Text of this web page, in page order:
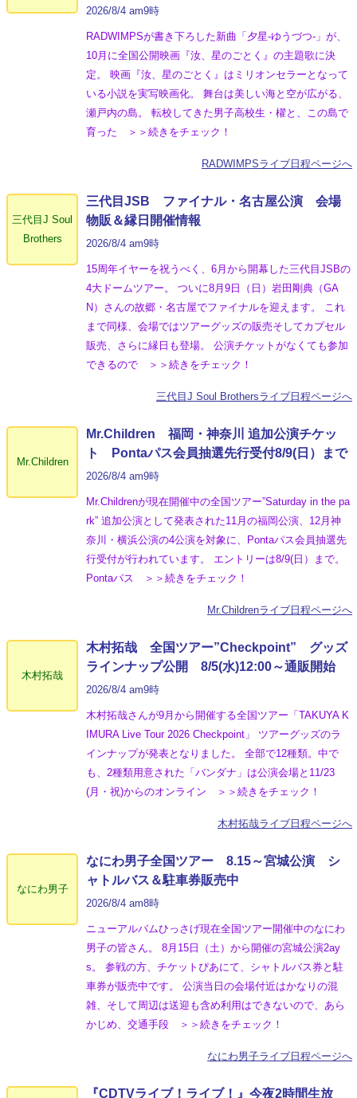
2026/8/4 am9時
RADWIMPSが書き下ろした新曲「夕星-ゆうづつ-」が、
10月に全国公開映画『汝、星のごとく』の主題歌に決
定。 映画『汝、星のごとく』はミリオンセラーとなって
いる小説を実写映画化。 舞台は美しい海と空が広がる、
瀬戸内の島。 転校してきた男子高校生・櫂と、この島で
育った ＞＞続きをチェック！
RADWIMPSライブ日程ページへ
三代目J Soul
Brothers
三代目JSB ファイナル・名古屋公演 会場
物販＆縁日開催情報
2026/8/4 am9時
15周年イヤーを祝うべく、6月から開幕した三代目JSBの
4大ドームツアー。 ついに8月9日（日）岩田剛典（GA
N）さんの故郷・名古屋でファイナルを迎えます。 これ
まで同様、会場ではツアーグッズの販売そしてカプセル
販売、さらに縁日も登場。 公演チケットがなくても参加
できるので ＞＞続きをチェック！
三代目J Soul Brothersライブ日程ページへ
Mr.Children
Mr.Children 福岡・神奈川 追加公演チケッ
ト Pontaパス会員抽選先行受付8/9(日）まで
2026/8/4 am9時
Mr.Childrenが現在開催中の全国ツアー”Saturday in the pa
rk” 追加公演として発表された11月の福岡公演、12月神
奈川・横浜公演の4公演を対象に、Pontaパス会員抽選先
行受付が行われています。 エントリーは8/9(日）まで。
Pontaパス ＞＞続きをチェック！
Mr.Childrenライブ日程ページへ
木村拓哉
木村拓哉 全国ツアー”Checkpoint” グッズ
ラインナップ公開 8/5(水)12:00～通販開始
2026/8/4 am9時
木村拓哉さんが9月から開催する全国ツアー「TAKUYA K
IMURA Live Tour 2026 Checkpoint」 ツアーグッズのラ
インナップが発表となりました。 全部で12種類。中で
も、2種類用意された「バンダナ」は公演会場と11/23
(月・祝)からのオンライン ＞＞続きをチェック！
木村拓哉ライブ日程ページへ
なにわ男子
なにわ男子全国ツアー 8.15～宮城公演 シ
ャトルバス＆駐車券販売中
2026/8/4 am8時
ニューアルバムひっさげ現在全国ツアー開催中のなにわ
男子の皆さん。 8月15日（土）から開催の宮城公演2ay
s。 参戦の方、チケットぴあにて、シャトルバス券と駐
車券が販売中です。 公演当日の会場付近はかなりの混
雑、そして周辺は送迎も含め利用はできないので、あら
かじめ、交通手段 ＞＞続きをチェック！
なにわ男子ライブ日程ページへ
『CDTVライブ！ライブ！』今夜2時間生放